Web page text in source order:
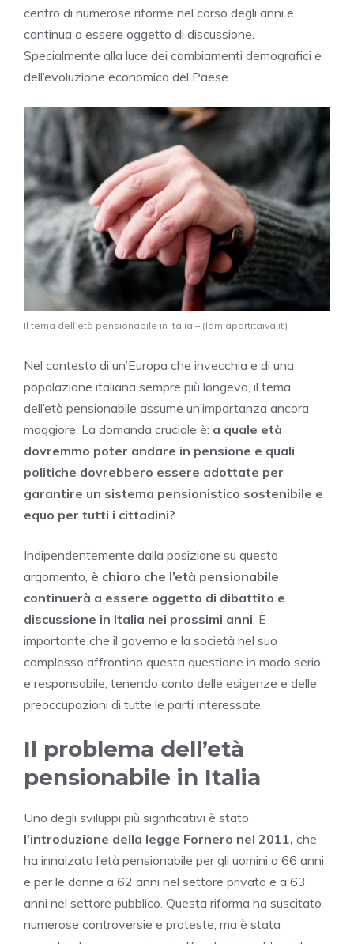
centro di numerose riforme nel corso degli anni e
continua a essere oggetto di discussione.
Specialmente alla luce dei cambiamenti demografici e
dell’evoluzione economica del Paese.
Il tema dell’età pensionabile in Italia – (lamiapartitaiva.it)
Nel contesto di un’Europa che invecchia e di una
popolazione italiana sempre più longeva, il tema
dell’età pensionabile assume un’importanza ancora
maggiore. La domanda cruciale è: a quale età
dovremmo poter andare in pensione e quali
politiche dovrebbero essere adottate per
garantire un sistema pensionistico sostenibile e
equo per tutti i cittadini?
Indipendentemente dalla posizione su questo
argomento, è chiaro che l’età pensionabile
continuerà a essere oggetto di dibattito e
discussione in Italia nei prossimi anni. È
importante che il governo e la società nel suo
complesso affrontino questa questione in modo serio
e responsabile, tenendo conto delle esigenze e delle
preoccupazioni di tutte le parti interessate.
Il problema dell’età
pensionabile in Italia
Uno degli sviluppi più significativi è stato
l’introduzione della legge Fornero nel 2011, che
ha innalzato l’età pensionabile per gli uomini a 66 anni
e per le donne a 62 anni nel settore privato e a 63
anni nel settore pubblico. Questa riforma ha suscitato
numerose controversie e proteste, ma è stata